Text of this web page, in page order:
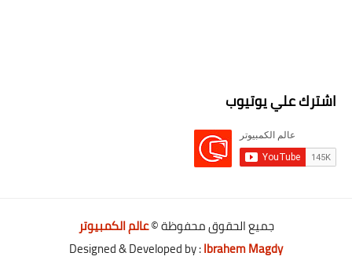
اشترك علي يوتيوب
جميع الحقوق محفوظة ©عالم الكمبيوتر
Designed & Developed by :Ibrahem Magdy